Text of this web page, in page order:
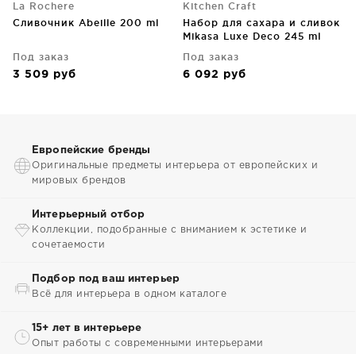
La Rochere
Сливочник Abeille 200 ml
Под заказ
3 509 руб
Kitchen Craft
Набор для сахара и сливок
Mikasa Luxe Deco 245 ml
Под заказ
6 092 руб
Европейские бренды
Оригинальные предметы интерьера от европейских и
мировых брендов
Интерьерный отбор
Коллекции, подобранные с вниманием к эстетике и
сочетаемости
Подбор под ваш интерьер
Всё для интерьера в одном каталоге
15+ лет в интерьере
Опыт работы с современными интерьерами